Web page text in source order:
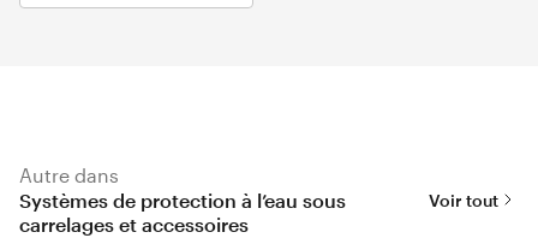
Autre dans
Systèmes de protection à l’eau sous
carrelages et accessoires
Voir tout